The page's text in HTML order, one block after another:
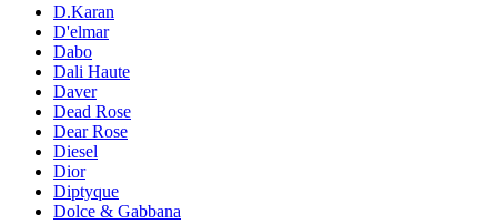
D.Karan
D'elmar
Dabo
Dali Haute
Daver
Dead Rose
Dear Rose
Diesel
Dior
Diptyque
Dolce & Gabbana